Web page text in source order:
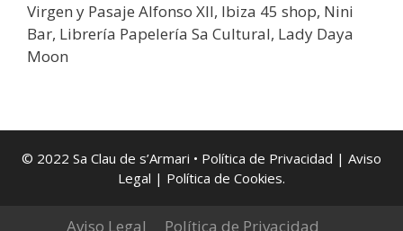
Virgen y Pasaje Alfonso XII, Ibiza 45 shop, Nini
Bar, Librería Papelería Sa Cultural, Lady Daya
Moon
© 2022 Sa Clau de s’Armari • Política de Privacidad | Aviso
Legal | Política de Cookies.
Aviso Legal Política de Privacidad